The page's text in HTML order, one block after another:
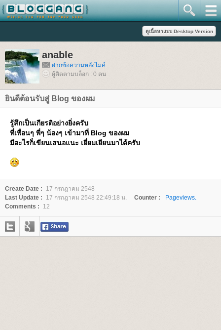
anable
ฝากข้อความหลังไมค์
ผู้ติดตามบล็อก : 0 คน
ินดีต้อนรับสู่ Blog ของผม
รู้สึกเป็นเกียรติอย่างยิ่งครับ
ที่เพื่อนๆ พี่ๆ น้องๆ เข้ามาที่ Blog ของผม
มีอะไรก็เขียนเสนอแนะ เยี่ยมเยียนมาได้ครับ
Create Date :
17 กรกฎาคม 2548
Last Update :
17 กรกฎาคม 2548 22:49:18 น. Counter :
Pageviews.
Comments :
12